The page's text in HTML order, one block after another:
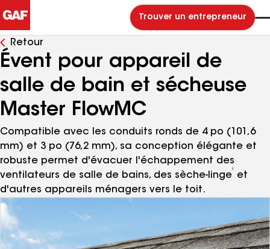
Trouver un entrepreneur
Retour
Évent pour appareil de
salle de bain et sécheuse
Master FlowMC
Compatible avec les conduits ronds de 4 po (101,6
mm) et 3 po (76,2 mm), sa conception élégante et
robuste permet d'évacuer l'échappement des
ventilateurs de salle de bains, des sèche-linge
¹
et
d'autres appareils ménagers vers le toit.